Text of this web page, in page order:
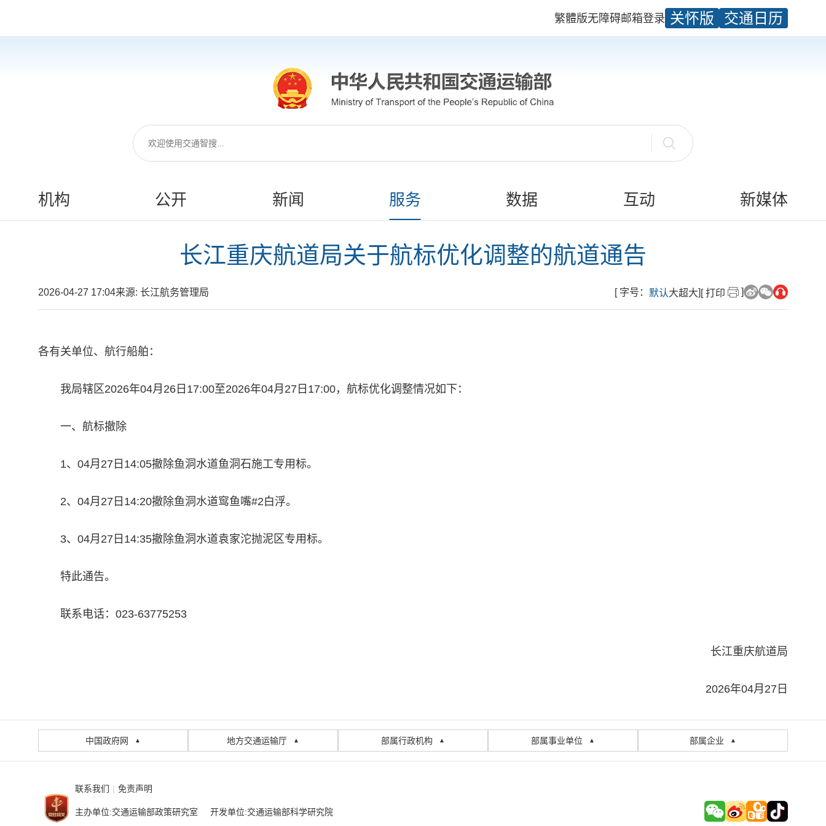
繁體版无障碍邮箱登录 关怀版 交通日历
机构 公开 新闻 服务 数据 互动 新媒体
长江重庆航道局关于航标优化调整的航道通告
2026-04-27 17:04来源: 长江航务管理局 [ 字号： 默认大超大] [ 打印 ]
各有关单位、航行船舶：
我局辖区2026年04月26日17:00至2026年04月27日17:00，航标优化调整情况如下：
一、航标撤除
1、04月27日14:05撤除鱼洞水道鱼洞石施工专用标。
2、04月27日14:20撤除鱼洞水道窎鱼嘴#2白浮。
3、04月27日14:35撤除鱼洞水道袁家沱抛泥区专用标。
特此通告。
联系电话：023-63775253
长江重庆航道局
2026年04月27日
中国政府网 ▲ 地方交通运输厅 ▲ 部属行政机构 ▲ 部属事业单位 ▲ 部属企业 ▲
联系我们 | 免责声明
主办单位:交通运输部政策研究室 开发单位:交通运输部科学研究院